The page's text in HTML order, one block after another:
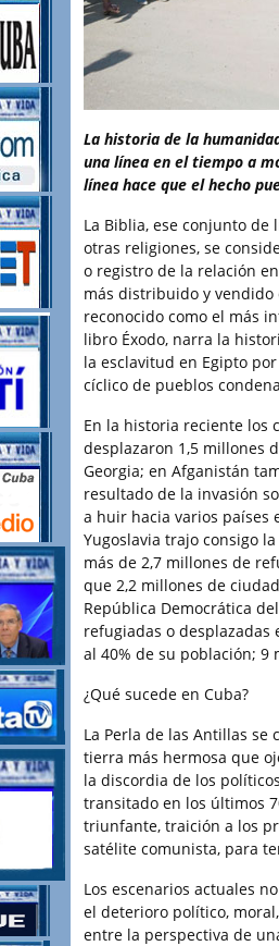
La historia de la
una línea en el tiempo a
línea hace que el hecho
La Biblia, ese conjunto
otras religiones, se
o registro de la relación
más distribuido y vendido
reconocido como el más
libro Éxodo, narra la
la esclavitud en Egipto
cíclico de pueblos
En la historia reciente los
desplazaron 1,5 millones
Georgia; en Afganistán
resultado de la invasión
a huir hacia varios países
Yugoslavia trajo consigo
más de 2,7 millones de
que 2,2 millones de
República Democrática
refugiadas o
al 40% de su población; 9
¿Qué sucede en Cuba?
La Perla de las Antillas
tierra más hermosa que
la discordia de los
transitado en los últimos
triunfante, traición a los
satélite comunista, para
Los escenarios actuales
el deterioro político,
entre la perspectiva de